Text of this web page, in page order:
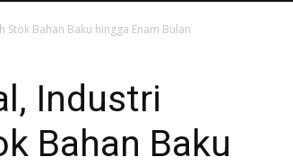
Bahan Baku hingga Enam Bulan
Industri
Bahan Baku